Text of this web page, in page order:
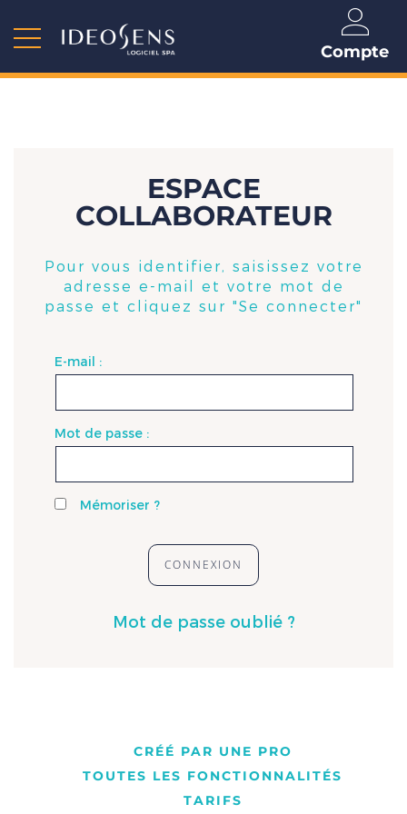
Compte
ESPACE
COLLABORATEUR
Pour vous identifier, saisissez votre
adresse e-mail et votre mot de
passe et cliquez sur "Se connecter"
E-mail :
Mot de passe :
Mémoriser ?
Mot de passe oublié ?
CRÉÉ PAR UNE PRO
TOUTES LES FONCTIONNALITÉS
TARIFS